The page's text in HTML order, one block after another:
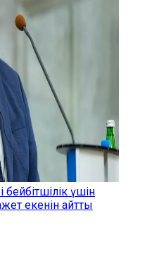
үшін
екенін айтты